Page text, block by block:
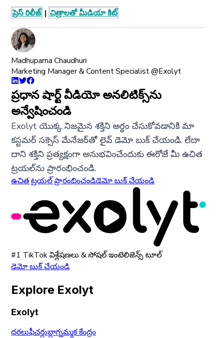
ప్రెస్ రిలీజ్ | చిత్రాలతో మీడియా కిట్
Madhuparna Chaudhuri
Marketing Manager & Content Specialist @Exolyt
ప్రధాన షార్ట్ వీడియో అనలిటిక్స్‌ను
అన్వేషించండి
Exolyt యొక్క నిజమైన శక్తిని అర్థం చేసుకోవడానికి మా
కస్టమర్ సక్సెస్ మేనేజర్‌తో లైవ్ డెమో బుక్ చేయండి. లేదా
దాని శక్తిని ప్రత్యక్షంగా అనుభవించేందుకు ఈరోజే మీ ఉచిత
ట్రయల్‌ను ప్రారంభించండి.
ఉచిత ట్రయల్ ప్రారంభించండిడెమో బుక్ చేయండి
#1 TikTok విశ్లేషణలు & సోషల్ ఇంటెలిజెన్స్ టూల్
డెమో బుక్ చేయండి
Explore Exolyt
Exolyt
ధరలుఫీచర్లుబ్లాగ్నమ్మక కేంద్రం